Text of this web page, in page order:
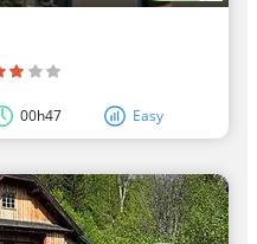
00h47 Easy